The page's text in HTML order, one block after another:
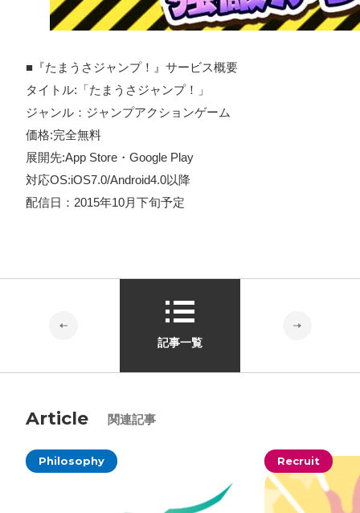
■『たまうさジャンプ！』サービス概要
タイトル:「たまうさジャンプ！」
ジャンル：ジャンプアクションゲーム
価格:完全無料
展開先:App Store・Google Play
対応OS:iOS7.0/Android4.0以降
配信日：2015年10月下旬予定
記事一覧
Article 関連記事
Philosophy Recruit